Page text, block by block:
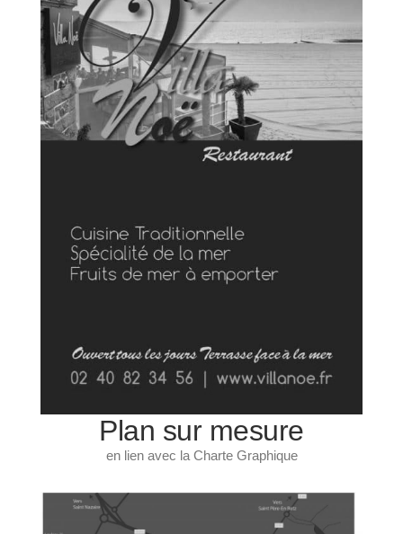
Plan sur mesure
en lien avec la Charte Graphique